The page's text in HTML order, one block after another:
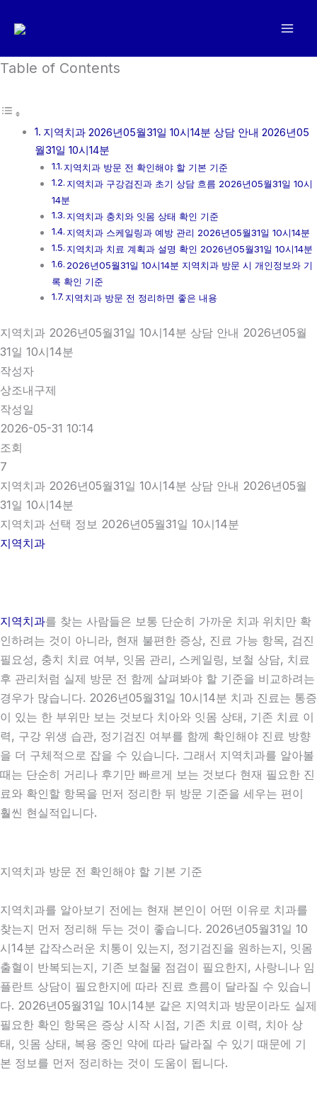
로
너
Table of Contents
지역치과 2026년05월31일 10시14분 상담 안내 2026년05
월31일 10시14분
지역치과 방문 전 확인해야 할 기본 기준
지역치과 구강검진과 초기 상담 흐름 2026년05월31일 10시
14분
지역치과 충치와 잇몸 상태 확인 기준
지역치과 스케일링과 예방 관리 2026년05월31일 10시14분
지역치과 치료 계획과 설명 확인 2026년05월31일 10시14분
2026년05월31일 10시14분 지역치과 방문 시 개인정보와 기
록 확인 기준
지역치과 방문 전 정리하면 좋은 내용
지역치과 2026년05월31일 10시14분 상담 안내 2026년05월
31일 10시14분
작성자
상조내구제
작성일
2026-05-31 10:14
조회
7
지역치과 2026년05월31일 10시14분 상담 안내 2026년05월
31일 10시14분
지역치과 선택 정보 2026년05월31일 10시14분
지역치과
지역치과를 찾는 사람들은 보통 단순히 가까운 치과 위치만 확
인하려는 것이 아니라, 현재 불편한 증상, 진료 가능 항목, 검진
필요성, 충치 치료 여부, 잇몸 관리, 스케일링, 보철 상담, 치료
후 관리처럼 실제 방문 전 함께 살펴봐야 할 기준을 비교하려는
경우가 많습니다. 2026년05월31일 10시14분 치과 진료는 통증
이 있는 한 부위만 보는 것보다 치아와 잇몸 상태, 기존 치료 이
력, 구강 위생 습관, 정기검진 여부를 함께 확인해야 진료 방향
을 더 구체적으로 잡을 수 있습니다. 그래서 지역치과를 알아볼
때는 단순히 거리나 후기만 빠르게 보는 것보다 현재 필요한 진
료와 확인할 항목을 먼저 정리한 뒤 방문 기준을 세우는 편이
훨씬 현실적입니다.
지역치과 방문 전 확인해야 할 기본 기준
지역치과를 알아보기 전에는 현재 본인이 어떤 이유로 치과를
찾는지 먼저 정리해 두는 것이 좋습니다. 2026년05월31일 10
시14분 갑작스러운 치통이 있는지, 정기검진을 원하는지, 잇몸
출혈이 반복되는지, 기존 보철물 점검이 필요한지, 사랑니나 임
플란트 상담이 필요한지에 따라 진료 흐름이 달라질 수 있습니
다. 2026년05월31일 10시14분 같은 지역치과 방문이라도 실제
필요한 확인 항목은 증상 시작 시점, 기존 치료 이력, 치아 상
태, 잇몸 상태, 복용 중인 약에 따라 달라질 수 있기 때문에 기
본 정보를 먼저 정리하는 것이 도움이 됩니다.